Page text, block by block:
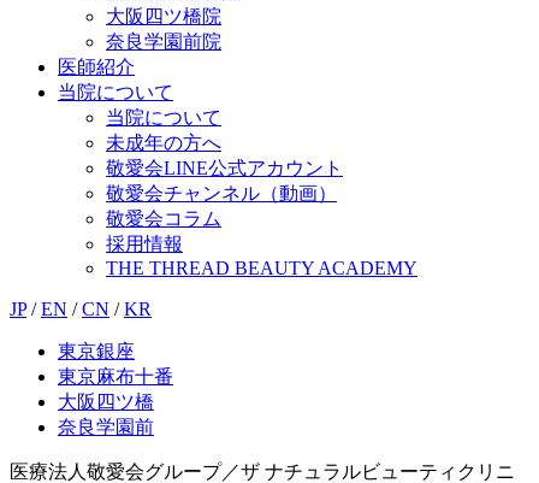
大阪四ツ橋院
奈良学園前院
医師紹介
当院について
当院について
未成年の方へ
敬愛会LINE公式アカウント
敬愛会チャンネル（動画）
敬愛会コラム
採用情報
THE THREAD BEAUTY ACADEMY
JP / EN / CN / KR
東京銀座
東京麻布十番
大阪四ツ橋
奈良学園前
医療法人敬愛会グループ／ザ ナチュラルビューティクリニ